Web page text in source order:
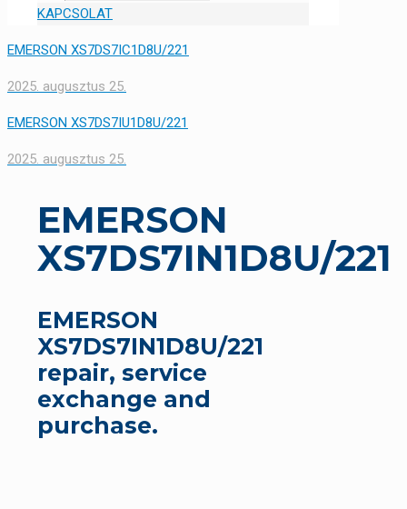
KAPCSOLAT
EMERSON XS7DS7IC1D8U/221
2025. augusztus 25.
EMERSON XS7DS7IU1D8U/221
2025. augusztus 25.
EMERSON
XS7DS7IN1D8U/221
EMERSON
XS7DS7IN1D8U/221
repair, service
exchange and
purchase.